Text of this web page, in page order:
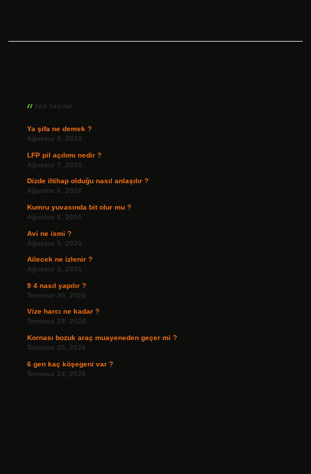
Son Yazılar
Ya şifa ne demek ?
Ağustos 9, 2026
LFP pil açılımı nedir ?
Ağustos 7, 2026
Dizde iltihap olduğu nasıl anlaşılır ?
Ağustos 6, 2026
Kumru yuvasında bit olur mu ?
Ağustos 6, 2026
Avi ne ismi ?
Ağustos 5, 2026
Ailecek ne izlenir ?
Ağustos 3, 2026
9 4 nasıl yapılır ?
Temmuz 30, 2026
Vize harcı ne kadar ?
Temmuz 29, 2026
Kornası bozuk araç muayeneden geçer mi ?
Temmuz 25, 2026
6 gen kaç köşegeni var ?
Temmuz 24, 2026